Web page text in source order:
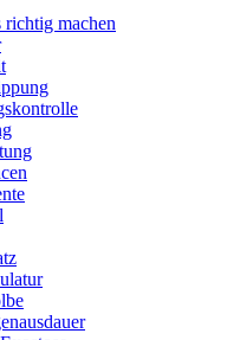
richtig machen